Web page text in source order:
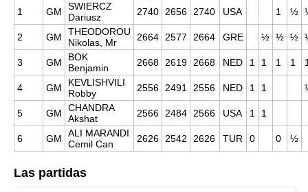
1
GM
SWIERCZ
Dariusz
2740 2656 2740 USA 1 ½
2 GM
THEODOROU
Nikolas, Mr
2664 2577 2664 GRE ½ ½ ½
3 GM
BOK
Benjamin
2668 2619 2668 NED 1 1 1 1
4 GM
KEVLISHVILI
Robby
2556 2491 2556 NED 1 1
5 GM
CHANDRA
Akshat
2566 2484 2566 USA 1 1
6 GM
ALI MARANDI
Cemil Can
2626 2542 2626 TUR 0 0 ½
Las partidas